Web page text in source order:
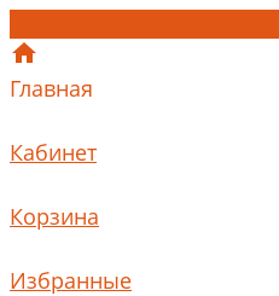
Главная
Кабинет
Корзина
Избранные